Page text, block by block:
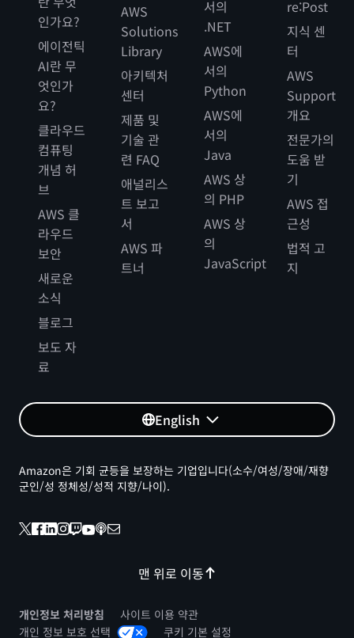
인가요?
에이전틱
AI란 무
엇인가
요?
클라우드
컴퓨팅
개념 허
브
AWS 클
라우드
보안
새로운
소식
블로그
보도 자
료
AWS
Solutions
Library
아키텍처
센터
제품 및
기술 관
련 FAQ
애널리스
트 보고
서
AWS 파
트너
서의
.NET
AWS에
서의
Python
AWS에
서의
Java
AWS 상
의 PHP
AWS 상
의
JavaScript
re:Post
지식 센
터
AWS
Support
개요
전문가의
도움 받
기
AWS 접
근성
법적 고
지
English
맨 위로 이동
Amazon은 기회 균등을 보장하는 기업입니다(소수/여성/장애/재향
군인/성 정체성/성적 지향/나이).
개인정보 처리방침
사이트 이용 약관
개인 정보 보호 선택
쿠키 기본 설정